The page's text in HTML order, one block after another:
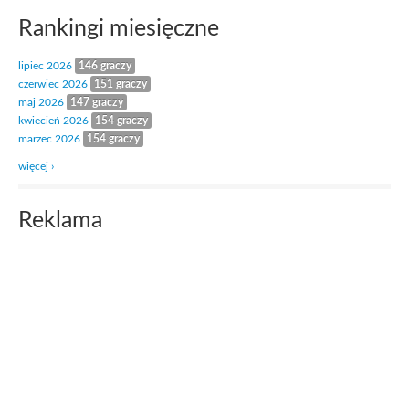
Rankingi miesięczne
lipiec 2026
146 graczy
czerwiec 2026
151 graczy
maj 2026
147 graczy
kwiecień 2026
154 graczy
marzec 2026
154 graczy
więcej ›
Reklama